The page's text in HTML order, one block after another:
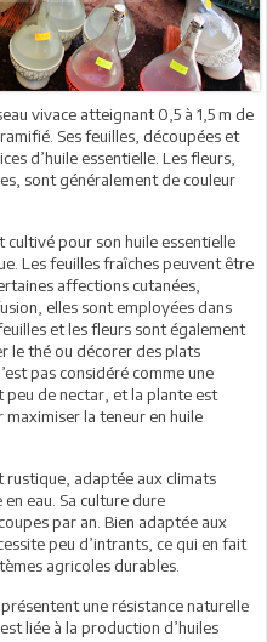
vivace atteignant 0,5 à 1,5 m de
Ses feuilles, découpées et
d’huile essentielle. Les fleurs,
sont généralement de couleur
pour son huile essentielle
Les feuilles fraîches peuvent être
affections cutanées,
elles sont employées dans
et les fleurs sont également
le thé ou décorer des plats
pas considéré comme une
de nectar, et la plante est
la teneur en huile
rustique, adaptée aux climats
eau. Sa culture dure
par an. Bien adaptée aux
peu d’intrants, ce qui en fait
agricoles durables.
une résistance naturelle
liée à la production d’huiles